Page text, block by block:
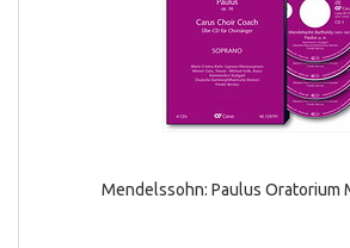
Mendelssohn: Paulus Oratorium